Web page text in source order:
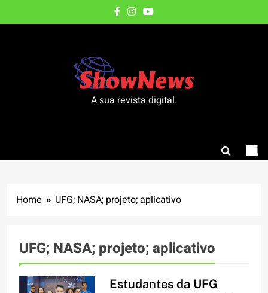
to
A sua revista digital.
Home UFG; NASA; projeto; aplicativo
UFG; NASA; projeto; aplicativo
Estudantes da UFG